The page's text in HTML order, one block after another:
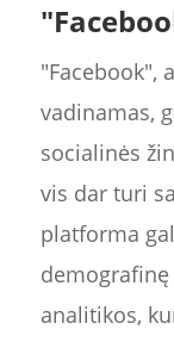
"Facebook",
vadinamas,
socialinės
vis dar turi
platforma
analitikos,